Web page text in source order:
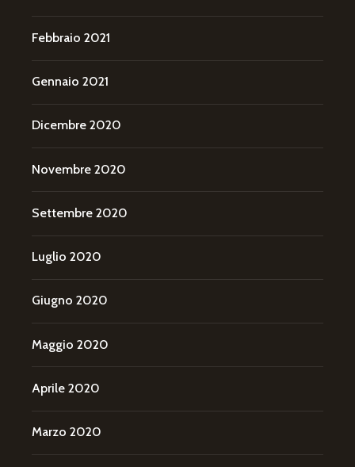
Febbraio 2021
Gennaio 2021
Dicembre 2020
Novembre 2020
Settembre 2020
Luglio 2020
Giugno 2020
Maggio 2020
Aprile 2020
Marzo 2020